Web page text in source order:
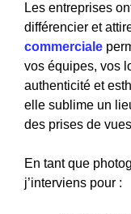
Les entreprises
différencier et
commerciale
vos équipes, vos
authenticité et
elle sublime un
des prises de
En tant que
j’interviens pour :